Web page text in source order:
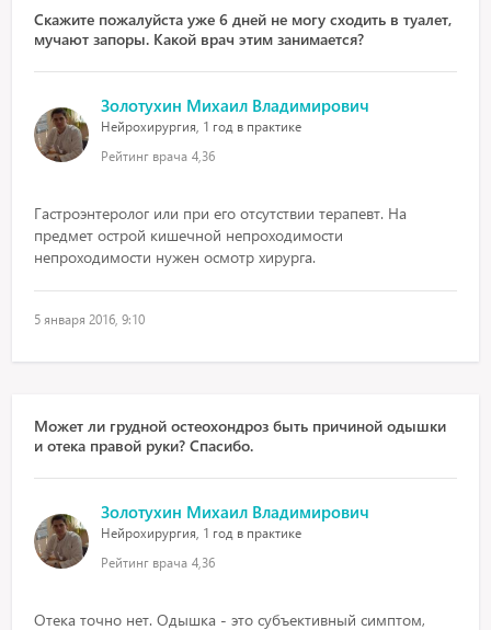
Скажите пожалуйста уже 6 дней не могу сходить в туалет,
мучают запоры. Какой врач этим занимается?
Золотухин Михаил Владимирович
Нейрохирургия, 1 год в практике
Рейтинг врача 4,36
Гастроэнтеролог или при его отсутствии терапевт. На
предмет острой кишечной непроходимости
непроходимости нужен осмотр хирурга.
5 января 2016, 9:10
Может ли грудной остеохондроз быть причиной одышки
и отека правой руки? Спасибо.
Золотухин Михаил Владимирович
Нейрохирургия, 1 год в практике
Рейтинг врача 4,36
Отека точно нет. Одышка - это субъективный симптом,